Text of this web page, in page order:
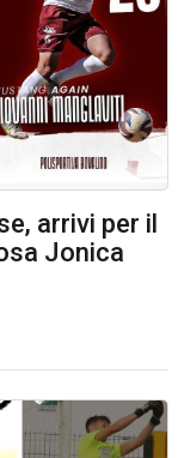
arrivi per il
Jonica